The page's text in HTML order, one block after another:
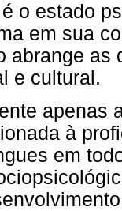
é o estado
em sua
abrange
e cultural.
apenas
à
em